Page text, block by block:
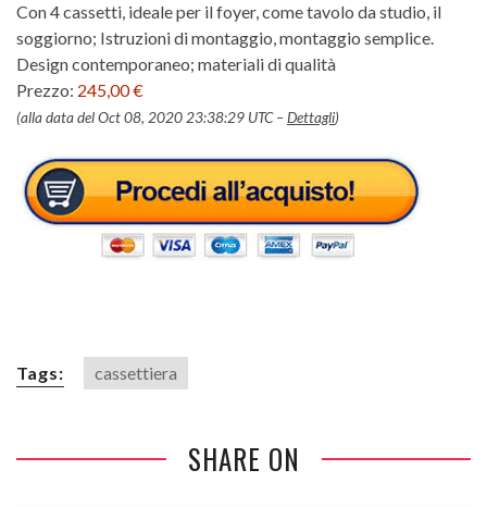
Con 4 cassetti, ideale per il foyer, come tavolo da studio, il
soggiorno; Istruzioni di montaggio, montaggio semplice.
Design contemporaneo; materiali di qualità
Prezzo: 245,00 €
(alla data del Oct 08, 2020 23:38:29 UTC – Dettagli)
Tags: cassettiera
SHARE ON